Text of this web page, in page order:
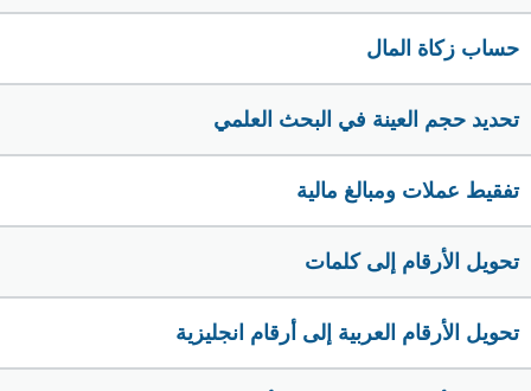
حساب زكاة المال
تحديد حجم العينة في البحث العلمي
تفقيط عملات ومبالغ مالية
تحويل الأرقام إلى كلمات
تحويل الأرقام العربية إلى أرقام انجليزية